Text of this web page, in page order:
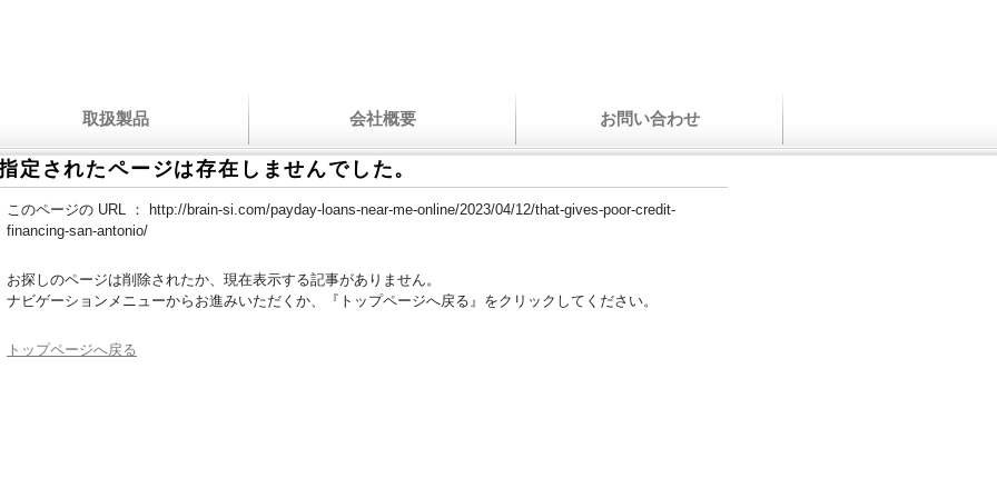
取扱製品 会社概要 お問い合わせ
定されたページは存在しませんでした。
このページの URL ：
http://brain-si.com/payday-loans-near-me-online/2023/04/12/that-gives-poor-credit-
financing-san-antonio/
お探しのページは削除されたか、現在表示する記事がありません。
ナビゲーションメニューからお進みいただくか、『トップページへ戻る』をクリックしてください。
トップページへ戻る